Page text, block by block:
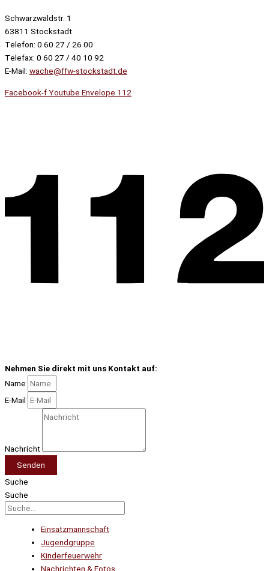
Schwarzwaldstr. 1
63811 Stockstadt
Telefon: 0 60 27 / 26 00
Telefax: 0 60 27 / 40 10 92
E-Mail: wache@ffw-stockstadt.de
Facebook-fYoutube Envelope 112
Nehmen Sie direkt mit uns Kontakt auf:
Name
E-Mail
Nachricht
Senden
Suche
Suche
Einsatzmannschaft
Jugendgruppe
Kinderfeuerwehr
Nachrichten & Fotos